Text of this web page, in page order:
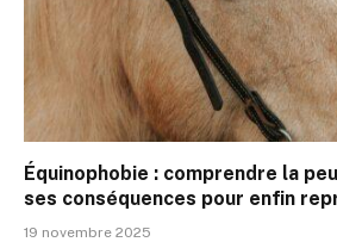
Équinophobie : comprendre la
ses conséquences pour enfin
19 novembre 2025